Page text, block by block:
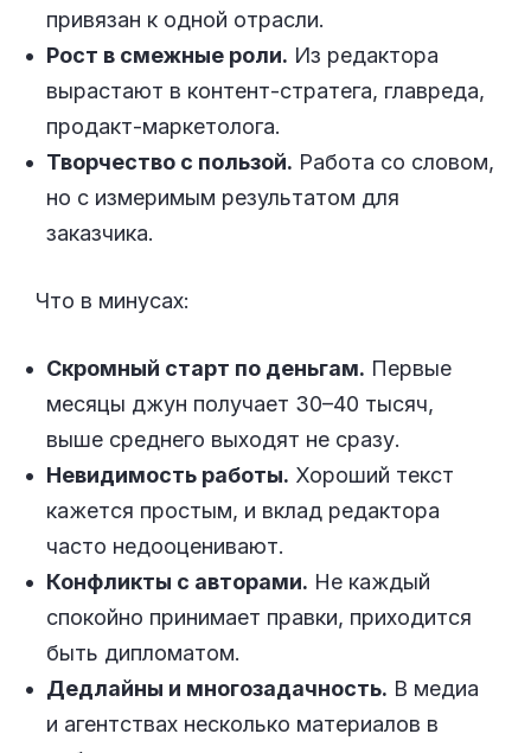
привязан к одной отрасли.
Рост в смежные роли. Из редактора
вырастают в контент-стратега, главреда,
продакт-маркетолога.
Творчество с пользой. Работа со словом,
но с измеримым результатом для
заказчика.
Что в минусах:
Скромный старт по деньгам. Первые
месяцы джун получает 30–40 тысяч,
выше среднего выходят не сразу.
Невидимость работы. Хороший текст
кажется простым, и вклад редактора
часто недооценивают.
Конфликты с авторами. Не каждый
спокойно принимает правки, приходится
быть дипломатом.
Дедлайны и многозадачность. В медиа
и агентствах несколько материалов в